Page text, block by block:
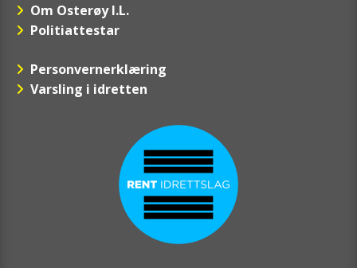
Om Osterøy I.L.
Politiattestar
Personvernerklæring
Varsling i idretten